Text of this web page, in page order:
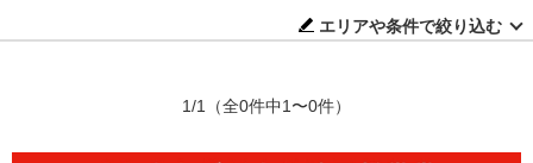
エリアや条件で絞り込む
1/1 （全0件中1〜0件）